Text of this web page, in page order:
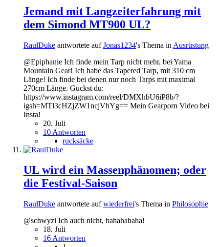
Jemand mit Langzeiterfahrung mit
dem Simond MT900 UL?
RaulDuke antwortete aufJonas1234's Thema in Ausrüstung
@Epiphanie Ich finde mein Tarp nicht mehr, bei Yama
Mountain Gear! Ich habe das Tapered Tarp, mit 310 cm
Länge! Ich finde bei denen nur noch Tarps mit maximal
270cm Länge. Guckst du:
https://www.instagram.com/reel/DMXhbU6iP8b/?
igsh=MTl3cHZjZW1ncjVhYg== Mein Gearporn Video bei
Insta!
20. Juli
10 Antworten
rucksäcke
UL wird ein Massenphänomen; oder
die Festival-Saison
RaulDuke antwortete aufwiederfrei's Thema in Philosophie
@schwyzi Ich auch nicht, hahahahaha!
18. Juli
16 Antworten